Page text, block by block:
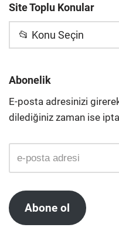
Site Toplu Konular
📂 Konu Seçin
Abonelik
E-posta adresinizi
dilediğiniz zaman ise
Abone ol